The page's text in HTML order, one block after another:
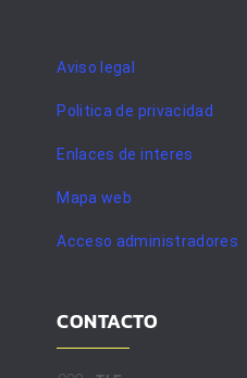
Aviso legal
Politica de privacidad
Enlaces de interes
Mapa web
Acceso administradores
CONTACTO